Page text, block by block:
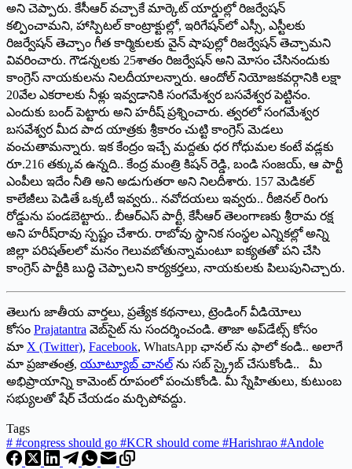
అని చెప్పారు. కేసీఆర్‌ వచ్చాకే మార్కెట్‌ యార్డుల్లో రిజర్వేషన్‌
కల్పించామని, హాస్పిటల్‌ కాంట్రాక్టుల్లో, ఇరిగేషన్‌లో ఎస్సీ, ఎస్టీలకు
రిజర్వేషన్‌ తెచ్చాం గీత కార్మికులకు వైన్‌ షాపుల్లో రిజర్వేషన్‌ తెచ్చామని
వివరించారు. గౌడన్నలకు 25శాతం రిజర్వేషన్‌ అని మోసం చేసినందుకు
కాంగ్రెస్‌ నాయకులను నిలదీయాలన్నారు. ఆందోల్‌ నియోజకవర్గానికి లక్షా
20వేల ఎకరాలకు నీళ్లు ఇవ్వడానికి సంగమేశ్వర బసవేశ్వర పెట్టినం.
ఎందుకు బంద్‌ పెట్టారు అని హరీష్‌ ప్రశ్నించారు. త్వరలో సంగమేశ్వర
బసవేశ్వర మీద పాద యాత్రకు శ్రీకారం చుట్టి కాంగ్రెస్‌ మెడలు
వంచుతామన్నారు. ఇక కేంద్రం ఇచ్చే మద్దతు ధర గోధుమల కంటే వడ్లకు
రూ.216 తక్కువ ఉన్నది.. కేంద్ర మంత్రి కిషన్‌ రెడ్డి, బండి సంజయ్‌, ఆ పార్టీ
ఎంపీలు ఇదేం నీతి అని అడుగుతరా అని నిలదీశారు. 157 మెడికల్‌
కాలేజీలు పెడితే ఒక్కటీ ఇవ్వరు.. నవోదయలు ఇవ్వరు.. రీజినల్‌ రింగు
రోడ్డును పండబెట్టారు.. బీఆర్‌ఎస్‌ పార్టీ, కేసీఆర్‌ తెలంగాణకు శ్రీరామ రక్ష
అని హరీష్‌రావు స్పష్టం చేశారు. రాబోవు స్థానిక సంస్థల ఎన్నికల్లో అన్ని
జిల్లా పరిషత్‌లలో మనం గెలువబోతున్నామంటూ ఐక్యతతో పని చేసి
కాంగ్రెస్‌ పార్టీకి బుద్ధి చెప్పాలని కార్యకర్తలు, నాయకులకు పిలుపునిచ్చారు.
తెలుగు జాతీయ వార్తలు, ప్రత్యేక కథనాలు, ట్రెండింగ్ వీడియోలు
కోసం Prajatantra వెబ్‌సైట్ ను సందర్శించండి. తాజా అప్‌డేట్స్ కోసం
మా X (Twitter), Facebook, WhatsApp ఛానల్ ను ఫాలో కండి.. అలాగే
మా ప్రజాతంత్ర, యూట్యూబ్ చానల్ ను సబ్ స్క్రైబ్ చేసుకోండి.. మీ
అభిప్రాయాన్ని కామెంట్ రూపంలో పంచుకోండి. మీ స్నేహితులు, కుటుంబ
సభ్యులతో షేర్ చేయడం మర్చిపోవద్దు.
Tags
# #congress should go #KCR should come #Harishrao #Andole